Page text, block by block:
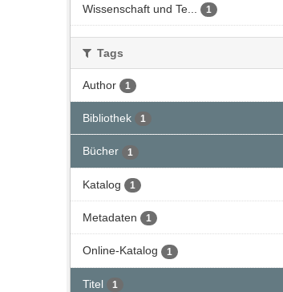
Wissenschaft und Te... 1
Tags
Author 1
Bibliothek 1
Bücher 1
Katalog 1
Metadaten 1
Online-Katalog 1
Titel 1